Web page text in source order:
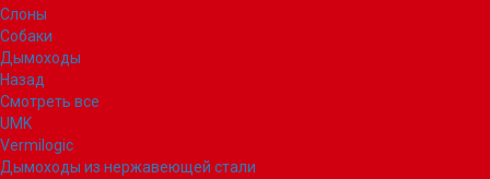
Слоны
Собаки
Дымоходы
Назад
Смотреть все
UMK
Vermilogic
Дымоходы из нержавеющей стали